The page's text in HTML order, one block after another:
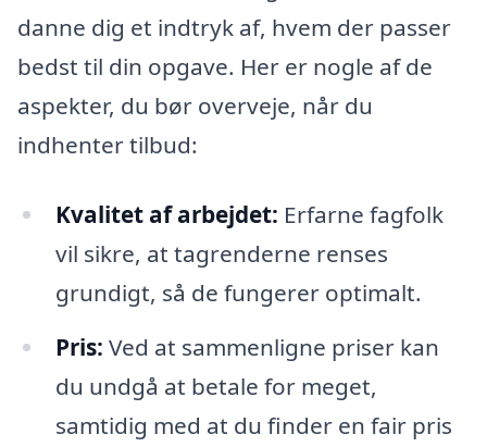
danne dig et indtryk af, hvem der passer
bedst til din opgave. Her er nogle af de
aspekter, du bør overveje, når du
indhenter tilbud:
Kvalitet af arbejdet: Erfarne fagfolk
vil sikre, at tagrenderne renses
grundigt, så de fungerer optimalt.
Pris: Ved at sammenligne priser kan
du undgå at betale for meget,
samtidig med at du finder en fair pris